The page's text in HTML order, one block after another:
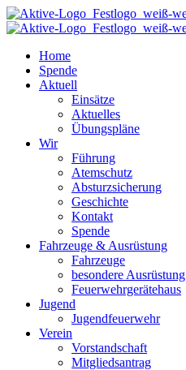
Home
Spende
Aktuell
Einsätze
Aktuelles
Übungspläne
Wir
Führung
Atemschutz
Absturzsicherung
Geschichte
Kontakt
Spende
Fahrzeuge & Ausrüstung
Fahrzeuge
besondere Ausrüstung
Feuerwehrgerätehaus
Jugend
Jugendfeuerwehr
Verein
Vorstandschaft
Mitgliedsantrag